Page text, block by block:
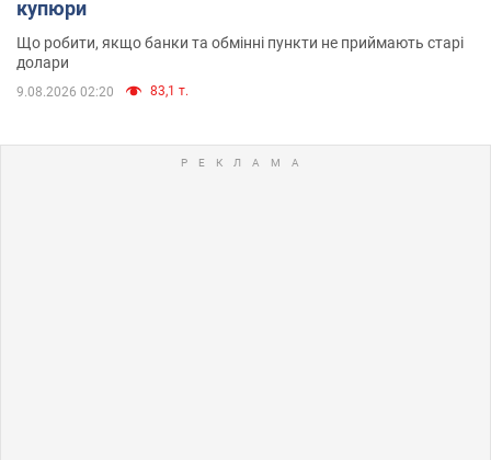
купюри
Що робити, якщо банки та обмінні пункти не приймають старі
долари
9.08.2026 02:20 83,1 т.